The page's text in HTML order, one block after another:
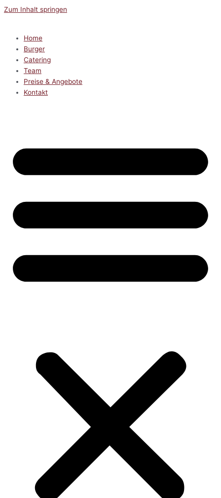
Zum Inhalt springen
Home
Burger
Catering
Team
Preise & Angebote
Kontakt